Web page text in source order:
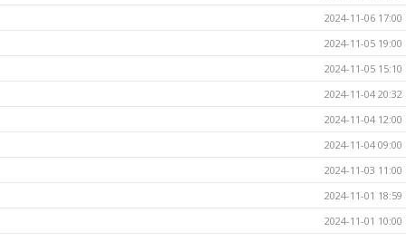
2024-11-06 17:00
2024-11-05 19:00
2024-11-05 15:10
2024-11-04 20:32
2024-11-04 12:00
2024-11-04 09:00
2024-11-03 11:00
2024-11-01 18:59
2024-11-01 10:00